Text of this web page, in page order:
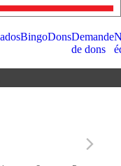
BingoDonsDemande
de dons